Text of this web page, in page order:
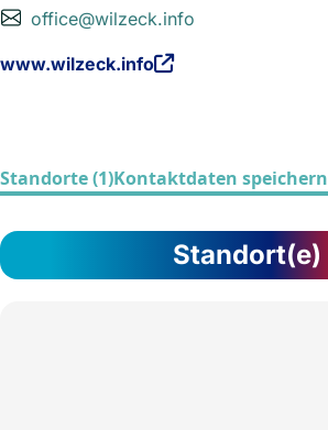
office@wilzeck.info
www.wilzeck.info
Standorte (1)Kontaktdaten speichern
Standort(e)